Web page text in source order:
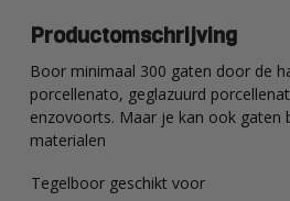
Productomschrijving
Boor minimaal 300 gaten door de
porcellenato, geglazuurd
enzovoorts. Maar je kan ook gaten
materialen
Tegelboor geschikt voor